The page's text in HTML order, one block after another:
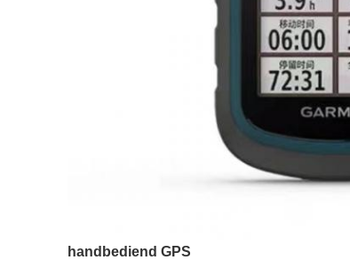
handbediend GPS